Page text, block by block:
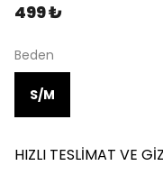
499 ₺
Beden
S/M
HIZLI TESLİMAT VE